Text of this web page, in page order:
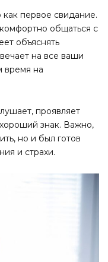
первое свидание.
общаться с
объяснять
на все ваши
время на
проявляет
знак. Важно,
но и был готов
и страхи.